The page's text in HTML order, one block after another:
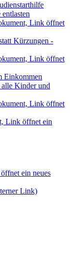
Link öffnet
Kürzungen -
Link öffnet
Einkommen
alle Kinder und
Link öffnet
Link öffnet ein
ein neues
Link)